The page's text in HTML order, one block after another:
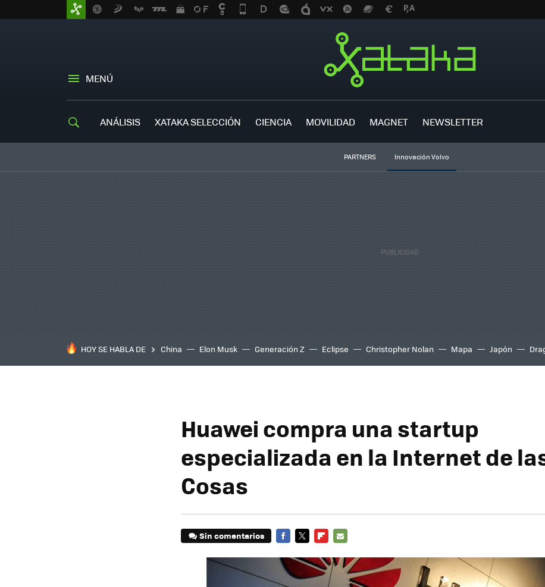
MENÚ
ANÁLISIS XATAKA SELECCIÓN CIENCIA MOVILIDAD MAGNET NEWSLETTER
PARTNERS Innovación Volvo
HOY SE HABLA DE China Elon Musk Generación Z Eclipse Christopher Nolan Mapa Japón
Huawei compra una startup
especializada en la Internet de
Cosas
Sin comentarios
MAIL